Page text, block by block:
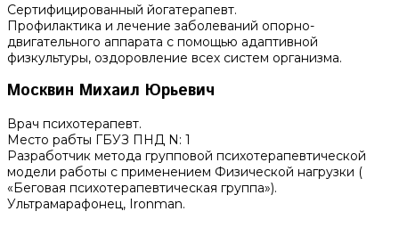
Сертифицированный йогатерапевт.
Профилактика и лечение заболеваний опорно-
двигательного аппарата с помощью адаптивной
физкультуры, оздоровление всех систем организма.
Москвин Михаил Юрьевич
Врач психотерапевт.
Место рабты ГБУЗ ПНД N: 1
Разработчик метода групповой психотерапевтической
модели работы с применением Физической нагрузки (
«Беговая психотерапевтическая группа»).
Ультрамарафонец, Ironman.